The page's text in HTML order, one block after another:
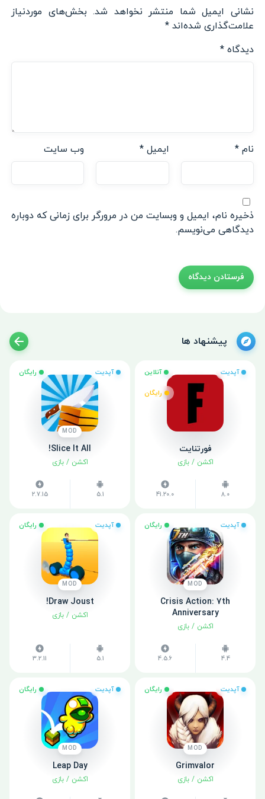
نشانی ایمیل شما منتشر نخواهد شد. بخش‌های موردنیاز
علامت‌گذاری شده‌اند *
دیدگاه *
نام * ایمیل* وب‌ سایت
ذخیره نام، ایمیل و وبسایت من در مرورگر برای زمانی که دوباره
دیدگاهی می‌نویسم.
پیشنهاد ها
آپدیت آنلاین
رایگان
فورتنایت
اکشن /بازی
8.0
41.20.0
آپدیت رایگان
MOD
Slice It All!
اکشن /بازی
5.1
2.7.15
آپدیت رایگان
MOD
Crisis Action: 7th
Anniversary
اکشن /بازی
4.4
4.5.6
آپدیت رایگان
MOD
Draw Joust!
اکشن /بازی
5.1
3.2.11
آپدیت رایگان
MOD
Grimvalor
اکشن /بازی
آپدیت رایگان
MOD
Leap Day
اکشن /بازی